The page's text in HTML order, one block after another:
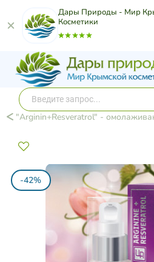
Дары Природы - Мир
Косметики
"Arginin+Resveratrol" -
-42%